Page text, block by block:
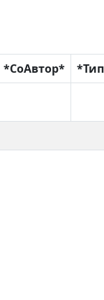
*СоАвтор*